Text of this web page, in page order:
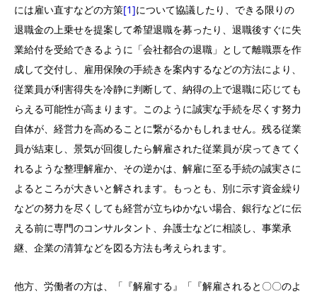
には雇い直すなどの方策[1]について協議したり、できる限りの
退職金の上乗せを提案して希望退職を募ったり、退職後すぐに失
業給付を受給できるように「会社都合の退職」として離職票を作
成して交付し、雇用保険の手続きを案内するなどの方法により、
従業員が利害得失を冷静に判断して、納得の上で退職に応じても
らえる可能性が高まります。このように誠実な手続を尽くす努力
自体が、経営力を高めることに繋がるかもしれません。残る従業
員が結束し、景気が回復したら解雇された従業員が戻ってきてく
れるような整理解雇か、その逆かは、解雇に至る手続の誠実さに
よるところが大きいと解されます。もっとも、別に示す資金繰り
などの努力を尽くしても経営が立ちゆかない場合、銀行などに伝
える前に専門のコンサルタント、弁護士などに相談し、事業承
継、企業の清算などを図る方法も考えられます。
他方、労働者の方は、「『解雇する』「『解雇されると〇〇のよ